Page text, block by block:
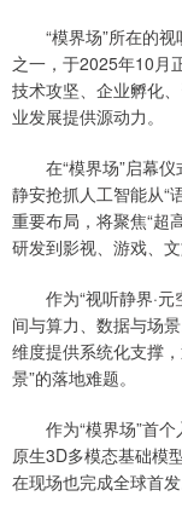
“模界场”所在的视
之一，于2025年10月
技术攻坚、企业孵化
业发展提供源动力。
在“模界场”启幕仪
静安抢抓人工智能从“
重要布局，将聚焦“超
研发到影视、游戏、
作为“视听静界·元
间与算力、数据与场
维度提供系统化支撑
景”的落地难题。
作为“模界场”首个
原生3D多模态基础模
在现场也完成全球首发